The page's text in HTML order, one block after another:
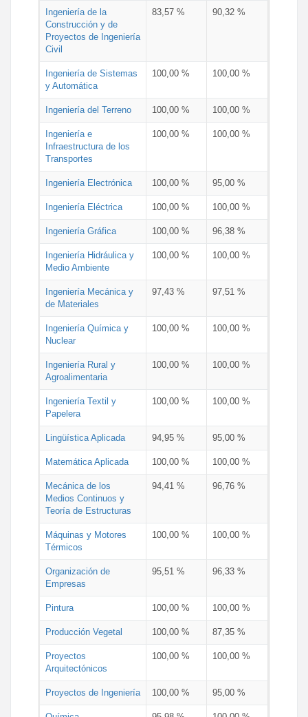
Ingeniería de la
Construcción y de
Proyectos de Ingeniería
Civil
83,57 % 90,32 %
Ingeniería de Sistemas
y Automática
100,00 % 100,00 %
Ingeniería del Terreno 100,00 % 100,00 %
Ingeniería e
Infraestructura de los
Transportes
100,00 % 100,00 %
Ingeniería Electrónica 100,00 % 95,00 %
Ingeniería Eléctrica 100,00 % 100,00 %
Ingeniería Gráfica 100,00 % 96,38 %
Ingeniería Hidráulica y
Medio Ambiente
100,00 % 100,00 %
Ingeniería Mecánica y
de Materiales
97,43 % 97,51 %
Ingeniería Química y
Nuclear
100,00 % 100,00 %
Ingeniería Rural y
Agroalimentaria
100,00 % 100,00 %
Ingeniería Textil y
Papelera
100,00 % 100,00 %
Lingüística Aplicada 94,95 % 95,00 %
Matemática Aplicada 100,00 % 100,00 %
Mecánica de los
Medios Continuos y
Teoría de Estructuras
94,41 % 96,76 %
Máquinas y Motores
Térmicos
100,00 % 100,00 %
Organización de
Empresas
95,51 % 96,33 %
Pintura 100,00 % 100,00 %
Producción Vegetal 100,00 % 87,35 %
Proyectos
Arquitectónicos
100,00 % 100,00 %
Proyectos de Ingeniería 100,00 % 95,00 %